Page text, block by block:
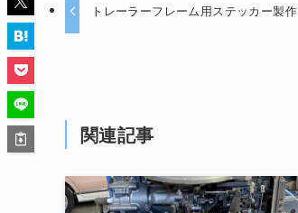
トレーラーフレーム用ステッカー製作
関連記事